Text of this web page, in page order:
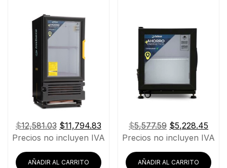
$12,581.03 El
precio
era:
$11,794.83El
precio
es:
Precios no incluyen IVA
AÑADIR AL CARRITO
$5,577.59 El
precio
era:
$5,228.45
es:
Precios no incluyen IVA
AÑADIR AL CARRITO